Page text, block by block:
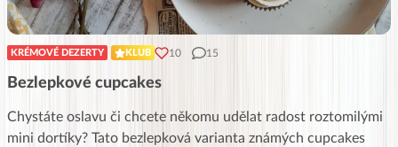
KRÉMOVÉ DEZERTY KLUB 10 15
Bezlepkové cupcakes
Chystáte oslavu či chcete někomu udělat radost roztomilými
mini dortíky? Tato bezlepková varianta známých cupcakes